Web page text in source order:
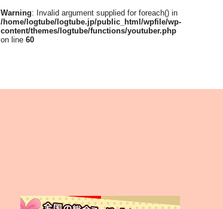
Warning: Invalid argument supplied for foreach() in
/home/logtube/logtube.jp/public_html/wpfile/wp-
content/themes/logtube/functions/youtuber.php
on line 60